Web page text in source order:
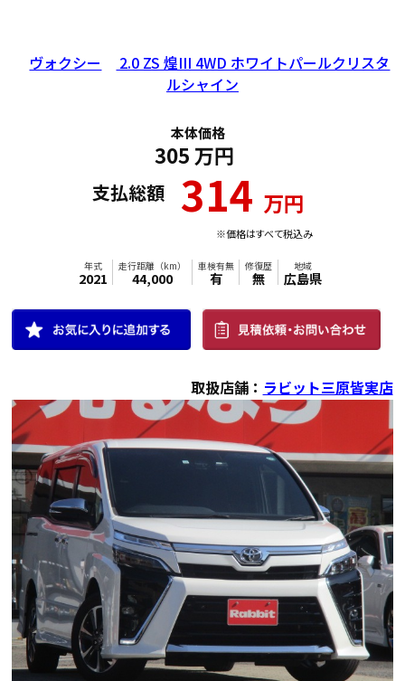
ヴォクシー
2.0 ZS 煌III 4WD ホワイトパールクリスタ
ルシャイン
本体価格
305 万円
支払総額 314 万円
※価格はすべて税込み
取扱店舗： ラビット三原皆実店